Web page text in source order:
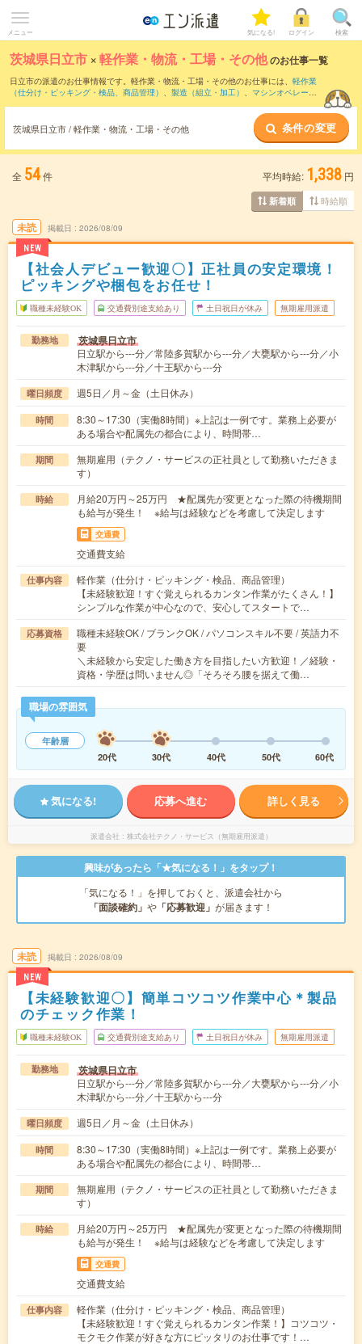
メニュー 気になる! ログイン 検索
茨城県日立市 ×軽作業・物流・工場・その他のお仕事一覧
日立市の派遣のお仕事情報です。軽作業・物流・工場・その他のお仕事には、 軽作業
（仕分け・ピッキング・検品、商品管理） 、 製造（組立・加工） 、 マシンオペレータ
茨城県日立市 / 軽作業・物流・工場・その他 条件の変更
全 54件 平均時給: 1,338 円
新着順 時給順
未読
NEW
掲載日 2026/08/09
【社会人デビュー歓迎〇】正社員の安定環境！
ピッキングや梱包をお任せ！
職種未経験OK 交通費別途支給あり 土日祝日が休み 無期雇用派遣
勤務地 茨城県日立市
日立駅から---分／常陸多賀駅から---分／大甕駅から---分／小
木津駅から---分／十王駅から---分
曜日頻度 週5日／月～金（土日休み）
時間
8:30～17:30（実働8時間）※上記は一例です。業務上必要が
ある場合や配属先の都合により、時間帯…
期間
無期雇用（テクノ・サービスの正社員として勤務いただきま
す）
時給
月給20万円～25万円 ★配属先が変更となった際の待機期間
も給与が発生！ ※給与は経験などを考慮して決定します
交通費
交通費支給
仕事内容
軽作業（仕分け・ピッキング・検品、商品管理）
【未経験歓迎！すぐ覚えられるカンタン作業がたくさん！】
シンプルな作業が中心なので、安心してスタートで…
応募資格
職種未経験OK / ブランクOK / パソコンスキル不要 / 英語力不
要
＼未経験から安定した働き方を目指したい方歓迎！／経験・
資格・学歴は問いません◎「そろそろ腰を据えて働…
職場の雰囲気
年齢層
20代
30代 40代 50代 60代
気になる! 応募へ進む 詳しく見る
派遣会社 株式会社テクノ・サービス（無期雇用派遣）
興味があったら「★気になる！」をタップ！
「気になる！」を押しておくと、派遣会社から
「面談確約」 や 「応募歓迎」 が届きます！
未読
NEW
掲載日 2026/08/09
【未経験歓迎〇】簡単コツコツ作業中心＊製品
のチェック作業！
職種未経験OK 交通費別途支給あり 土日祝日が休み 無期雇用派遣
勤務地 茨城県日立市
日立駅から---分／常陸多賀駅から---分／大甕駅から---分／小
木津駅から---分／十王駅から---分
曜日頻度 週5日／月～金（土日休み）
時間
8:30～17:30（実働8時間）※上記は一例です。業務上必要が
ある場合や配属先の都合により、時間帯…
期間
無期雇用（テクノ・サービスの正社員として勤務いただきま
す）
時給
月給20万円～25万円 ★配属先が変更となった際の待機期間
も給与が発生！ ※給与は経験などを考慮して決定します
交通費
交通費支給
仕事内容
軽作業（仕分け・ピッキング・検品、商品管理）
【未経験歓迎！すぐ覚えられるカンタン作業！】コツコツ・
モクモク作業が好きな方にピッタリのお仕事です！…